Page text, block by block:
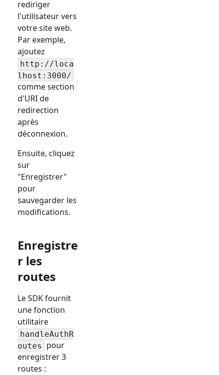
rediriger
l'utilisateur vers
votre site web.
Par exemple,
ajoutez
http://loca
lhost:3000/
comme section
d'URI de
redirection
après
déconnexion.
Ensuite, cliquez
sur
"Enregistrer"
pour
sauvegarder les
modifications.
Enregistre
r les
routes
Le SDK fournit
une fonction
utilitaire
handleAuthR
outes
pour
enregistrer 3
routes :